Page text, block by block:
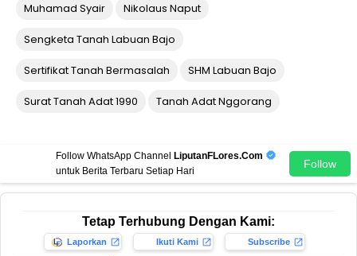
Muhamad Syair Nikolaus Naput
Sengketa Tanah Labuan Bajo
Sertifikat Tanah Bermasalah SHM Labuan Bajo
Surat Tanah Adat 1990 Tanah Adat Nggorang
Follow WhatsApp Channel
LiputanFLores.Com
untuk Berita Terbaru Setiap Hari
Follow
Tetap Terhubung Dengan Kami:
Laporkan Ikuti Kami Subscribe